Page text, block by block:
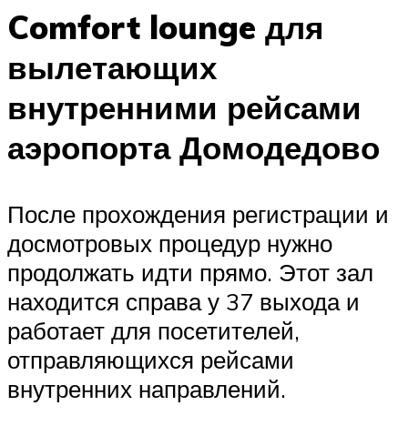
Comfort lounge для
вылетающих
внутренними рейсами
аэропорта Домодедово
После прохождения регистрации и
досмотровых процедур нужно
продолжать идти прямо. Этот зал
находится справа у 37 выхода и
работает для посетителей,
отправляющихся рейсами
внутренних направлений.